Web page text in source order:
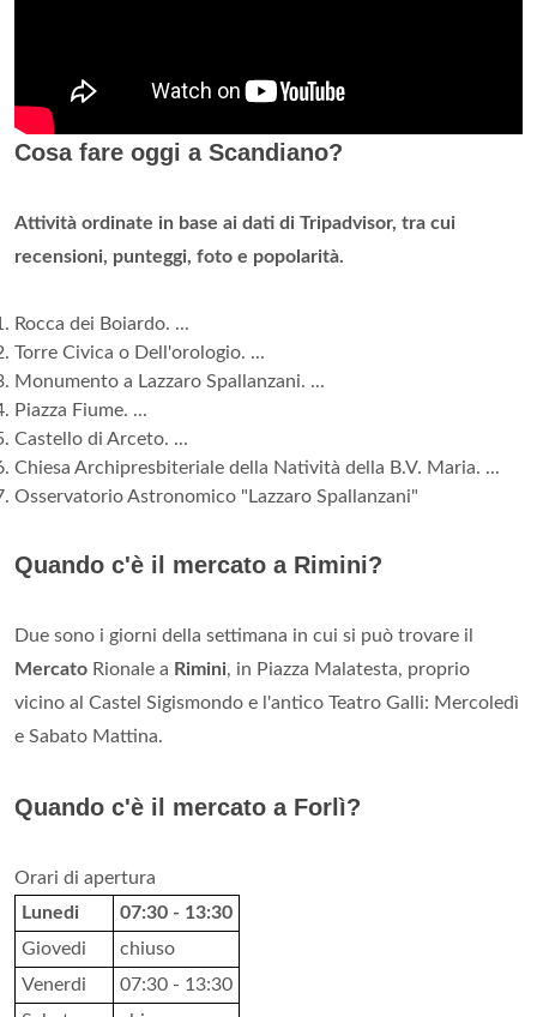
Cosa fare oggi a Scandiano?
Attività ordinate in base ai dati di Tripadvisor, tra cui
recensioni, punteggi, foto e popolarità.
Rocca dei Boiardo. ...
Torre Civica o Dell'orologio. ...
Monumento a Lazzaro Spallanzani. ...
Piazza Fiume. ...
Castello di Arceto. ...
Chiesa Archipresbiteriale della Natività della B.V. Maria. ...
Osservatorio Astronomico "Lazzaro Spallanzani"
Quando c'è il mercato a Rimini?
Due sono i giorni della settimana in cui si può trovare il
Mercato Rionale a Rimini, in Piazza Malatesta, proprio
vicino al Castel Sigismondo e l'antico Teatro Galli: Mercoledì
e Sabato Mattina.
Quando c'è il mercato a Forlì?
Orari di apertura
Lunedi
07:30 - 13:30
Giovedi
chiuso
Venerdi
07:30 - 13:30